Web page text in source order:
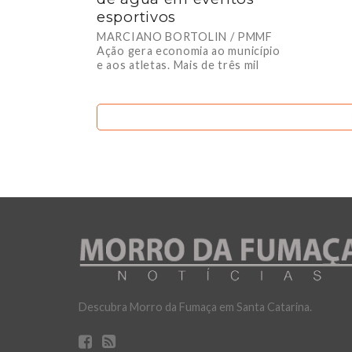
esportivos
MARCIANO BORTOLIN / PMMF
Ação gera economia ao município
e aos atletas. Mais de três mil
Descubra Morro da Fumaça em Santa Catarina.